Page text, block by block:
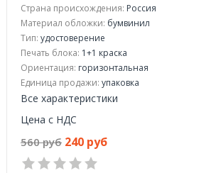
Страна происхождения: Россия
Материал обложки: бумвинил
Тип: удостоверение
Печать блока: 1+1 краска
Ориентация: горизонтальная
Единица продажи: упаковка
Все характеристики
Цена с НДС
560 руб 240 руб